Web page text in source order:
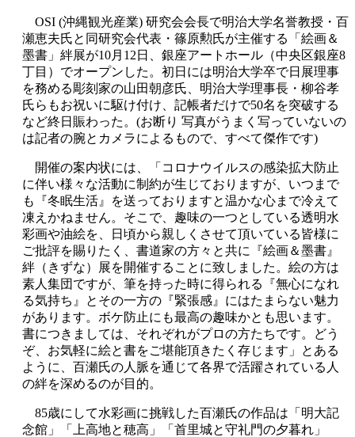
OSI (沖縄観光産業) 研究会会長で明治大学名誉教授・百
瀬恵夫氏と同研究会代表・篠原勲氏が主催する「絵画＆
墨書」絆展が10月12日、銀座アートホール（中央区銀座8
丁目）でオープンした。初日には明治大学卒で日展理事
を務める彫刻家の山田朝彦氏、明治大学理事長・柳谷孝
氏らもお祝いに駆け付け、記帳者だけで50名を突破する
など終日賑わった。(お断り 写真がうまく写っていないの
は記者の腕とカメラによるもので、すべて傑作です)
開催の案内状には、「コロナウイルスの感染拡大防止
に伴い様々な活動に制約が生じておりますが、いつまで
も『冬眠生活』を送っておりますと温かな心まで冷えて
凍えかねません。そこで、趣味の一つとしている透明水
彩画や油絵を、日頃から親しくさせて頂いている皆様に
ご批評を賜りたく、書道家の方々と共に『絵画＆墨書』
絆（きずな）展を開催することに致しました。絵の方は
素人集団ですが、筆を持った時に得られる『無心になれ
る気持ち』とその一方の『緊張感』にはたまらない魅力
があります。ボケ防止にも最高の趣味かとも思います。
書につきましては、それぞれがプロの方たちです。どう
ぞ、お気軽に絵と書をご堪能頂きたく存じます」とある
ように、百瀬氏の人脈を通じて各界で活躍されている人
の絆を深めるのが目的。
85歳にして水彩画に挑戦した百瀬氏の作品は「明大記
念館」「上高地と穂高」「首里城と守礼門の夕暮れ」